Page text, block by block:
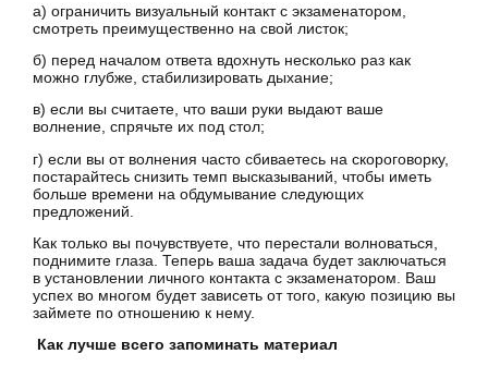
а) ограничить визуальный контакт с экзаменатором,
смотреть преимущественно на свой листок;
б) перед началом ответа вдохнуть несколько раз как
можно глубже, стабилизировать дыхание;
в) если вы считаете, что ваши руки выдают ваше
волнение, спрячьте их под стол;
г) если вы от волнения часто сбиваетесь на скороговорку,
постарайтесь снизить темп высказываний, чтобы иметь
больше времени на обдумывание следующих
предложений.
Как только вы почувствуете, что перестали волноваться,
поднимите глаза. Теперь ваша задача будет заключаться
в установлении личного контакта с экзаменатором. Ваш
успех во многом будет зависеть от того, какую позицию вы
займете по отношению к нему.
Как лучше всего запоминать материал